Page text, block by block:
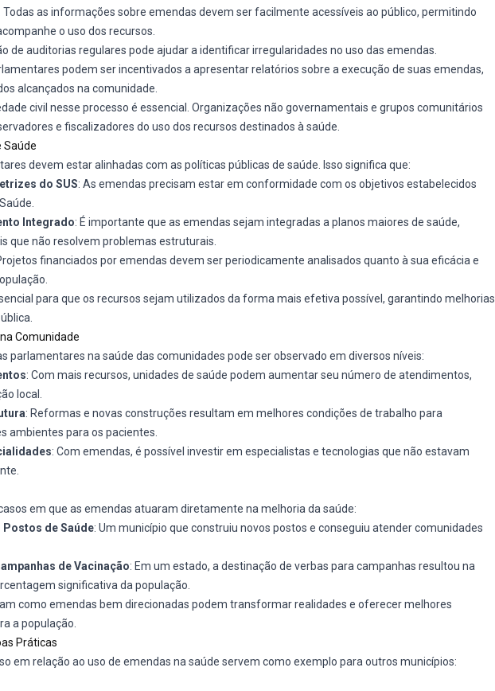
: Todas as informações sobre emendas devem ser facilmente acessíveis ao público, permitindo
o uso dos recursos.
de auditorias regulares pode ajudar a identificar irregularidades no uso das emendas.
podem ser incentivados a apresentar relatórios sobre a execução de suas emendas,
alcançados na comunidade.
civil nesse processo é essencial. Organizações não governamentais e grupos comunitários
e fiscalizadores do uso dos recursos destinados à saúde.
Saúde
devem estar alinhadas com as políticas públicas de saúde. Isso significa que:
do SUS: As emendas precisam estar em conformidade com os objetivos estabelecidos
Integrado: É importante que as emendas sejam integradas a planos maiores de saúde,
que não resolvem problemas estruturais.
financiados por emendas devem ser periodicamente analisados quanto à sua eficácia e
para que os recursos sejam utilizados da forma mais efetiva possível, garantindo melhorias
Comunidade
parlamentares na saúde das comunidades pode ser observado em diversos níveis:
: Com mais recursos, unidades de saúde podem aumentar seu número de atendimentos,
local.
: Reformas e novas construções resultam em melhores condições de trabalho para
ambientes para os pacientes.
: Com emendas, é possível investir em especialistas e tecnologias que não estavam
em que as emendas atuaram diretamente na melhoria da saúde:
de Saúde: Um município que construiu novos postos e conseguiu atender comunidades
de Vacinação: Em um estado, a destinação de verbas para campanhas resultou na
significativa da população.
como emendas bem direcionadas podem transformar realidades e oferecer melhores
a população.
Práticas
em relação ao uso de emendas na saúde servem como exemplo para outros municípios: